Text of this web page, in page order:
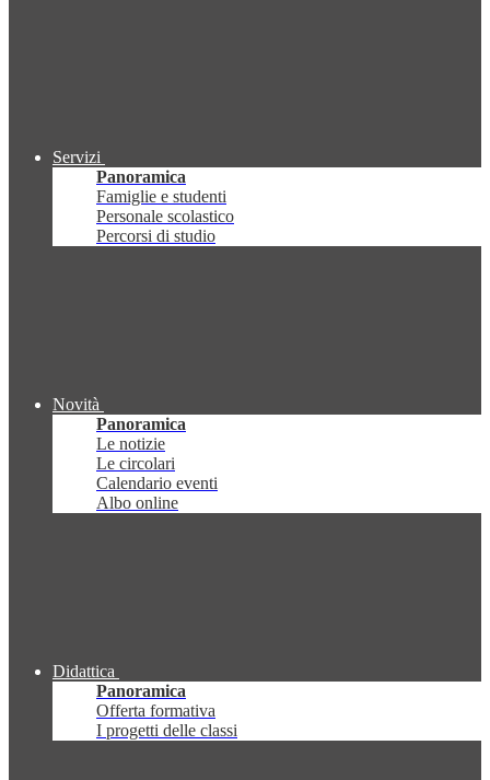
Servizi
Panoramica
Famiglie e studenti
Personale scolastico
Percorsi di studio
Novità
Panoramica
Le notizie
Le circolari
Calendario eventi
Albo online
Didattica
Panoramica
Offerta formativa
I progetti delle classi